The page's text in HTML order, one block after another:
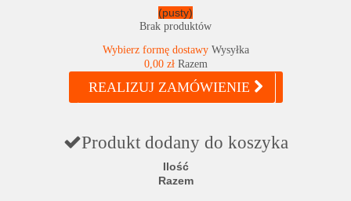
(pusty)
Brak produktów
Wybierz formę dostawy Wysyłka
0,00 zł Razem
REALIZUJ ZAMÓWIENIE
Produkt dodany do koszyka
Ilość
Razem